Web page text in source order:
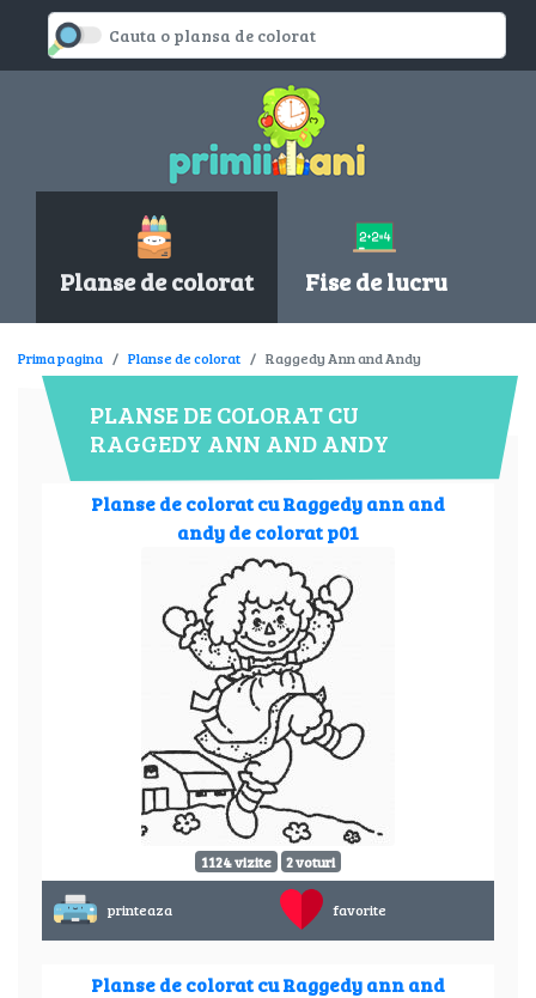
Planse de colorat Fise de lucru
Prima pagina Planse de colorat Raggedy Ann and Andy
PLANSE DE COLORAT CU
RAGGEDY ANN AND ANDY
Planse de colorat cu Raggedy ann and
andy de colorat p01
1124 vizite 2 voturi
printeaza favorite
Planse de colorat cu Raggedy ann and